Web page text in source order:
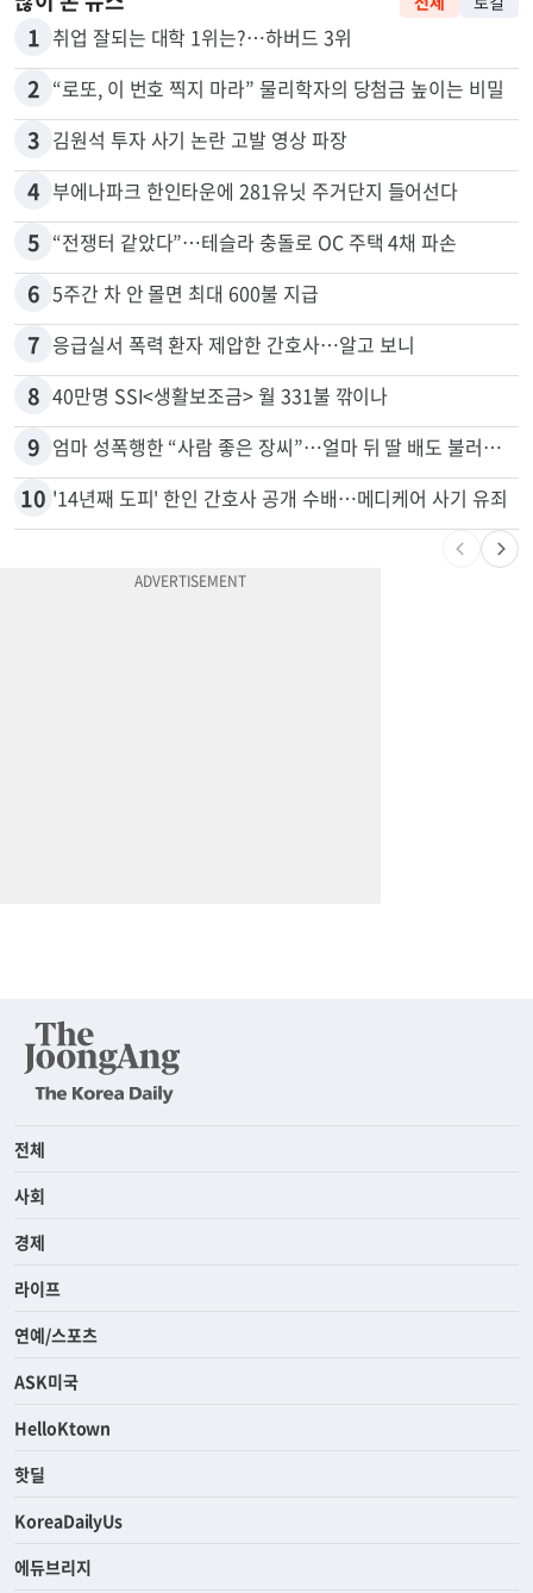
1 취업 잘되는 대학 1위는?…하버드 3위
2 “로또, 이 번호 찍지 마라” 물리학자의 당첨금 높이는 비밀
3 김원석 투자 사기 논란 고발 영상 파장
4 부에나파크 한인타운에 281유닛 주거단지 들어선다
5 “전쟁터 같았다”…테슬라 충돌로 OC 주택 4채 파손
6 5주간 차 안 몰면 최대 600불 지급
7 응급실서 폭력 환자 제압한 간호사…알고 보니
8 40만명 SSI<생활보조금> 월 331불 깎이나
9 엄마 성폭행한 “사람 좋은 장씨”…얼마 뒤 딸 배도 불러왔다
'14년째 도피' 한인 간호사 공개 수배…메디케어 사기 유죄
전체
사회
경제
라이프
연예/스포츠
ASK미국
HelloKtown
핫딜
KoreaDailyUs